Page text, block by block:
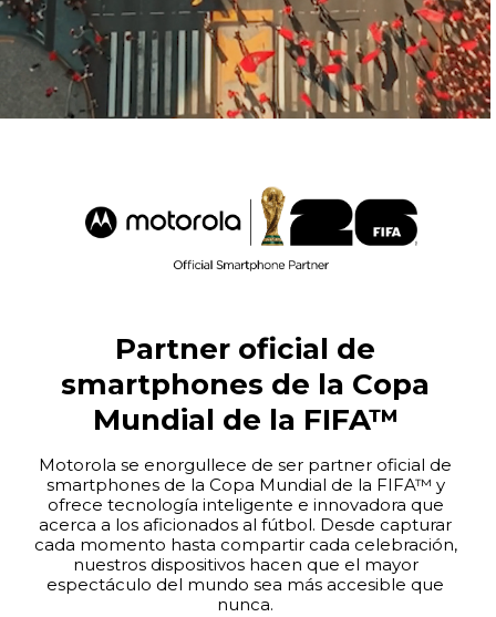
Partner oficial de
smartphones de la Copa
Mundial de la FIFA™
Motorola se enorgullece de ser partner oficial de
smartphones de la Copa Mundial de la FIFA™ y
ofrece tecnología inteligente e innovadora que
acerca a los aficionados al fútbol. Desde capturar
cada momento hasta compartir cada celebración,
nuestros dispositivos hacen que el mayor
espectáculo del mundo sea más accesible que
nunca.